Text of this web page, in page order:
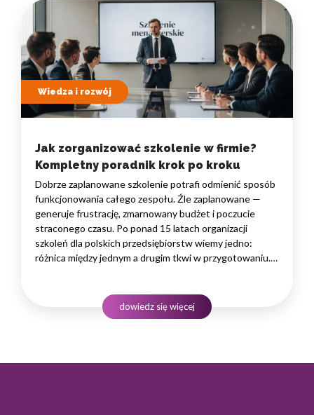
Wiedza i rozwój
Jak zorganizować szkolenie w firmie?
Kompletny poradnik krok po kroku
Dobrze zaplanowane szkolenie potrafi odmienić sposób
funkcjonowania całego zespołu. Źle zaplanowane —
generuje frustrację, zmarnowany budżet i poczucie
straconego czasu. Po ponad 15 latach organizacji
szkoleń dla polskich przedsiębiorstw wiemy jedno:
różnica między jednym a drugim tkwi w przygotowaniu.
które faktycznie przyniesie rezultaty — niezależnie
dowiedz się więcej